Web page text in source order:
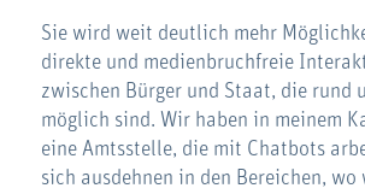
Sie wird weit deutlich mehr
direkte und medienbruchfreie
zwischen Bürger und Staat, die rund
möglich sind. Wir haben in meinem
eine Amtsstelle, die mit Chatbots
sich ausdehnen in den Bereichen, wo